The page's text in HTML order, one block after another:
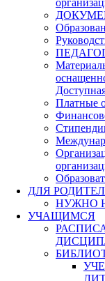
Платные
ДЛЯ
НУЖНО
УЧАЩИМСЯ